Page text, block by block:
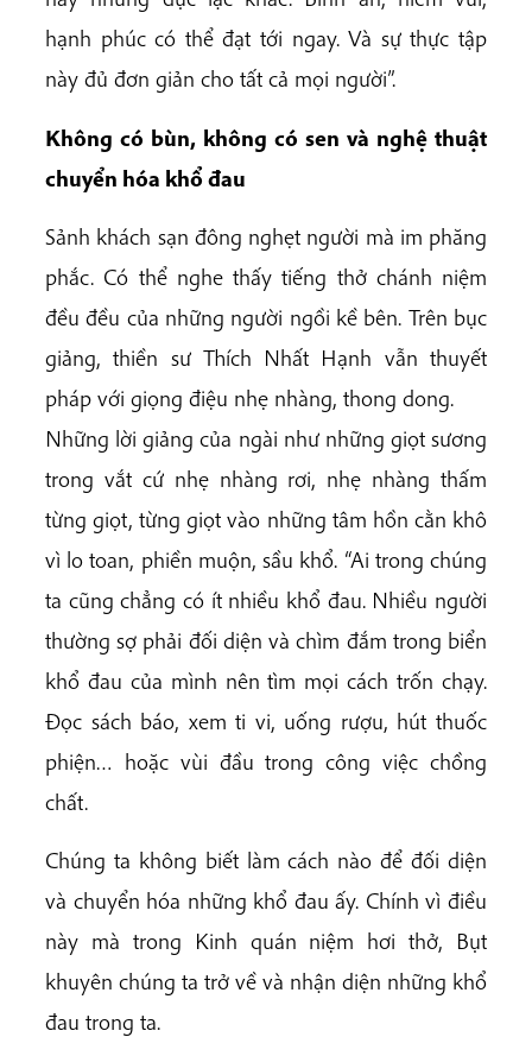
hạnh phúc có thể đạt tới ngay. Và sự thực tập
này đủ đơn giản cho tất cả mọi người”.
Không có bùn, không có sen và nghệ thuật
chuyển hóa khổ đau
Sảnh khách sạn đông nghẹt người mà im phăng
phắc. Có thể nghe thấy tiếng thở chánh niệm
đều đều của những người ngồi kề bên. Trên bục
giảng, thiền sư Thích Nhất Hạnh vẫn thuyết
pháp với giọng điệu nhẹ nhàng, thong dong.
Những lời giảng của ngài như những giọt sương
trong vắt cứ nhẹ nhàng rơi, nhẹ nhàng thấm
từng giọt, từng giọt vào những tâm hồn cằn khô
vì lo toan, phiền muộn, sầu khổ. “Ai trong chúng
ta cũng chẳng có ít nhiều khổ đau. Nhiều người
thường sợ phải đối diện và chìm đắm trong biển
khổ đau của mình nên tìm mọi cách trốn chạy.
Đọc sách báo, xem ti vi, uống rượu, hút thuốc
phiện… hoặc vùi đầu trong công việc chồng
chất.
Chúng ta không biết làm cách nào để đối diện
và chuyển hóa những khổ đau ấy. Chính vì điều
này mà trong Kinh quán niệm hơi thở, Bụt
khuyên chúng ta trở về và nhận diện những khổ
đau trong ta.